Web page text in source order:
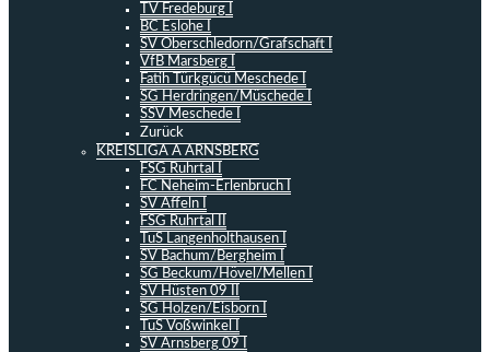
TV Fredeburg I
BC Eslohe I
SV Oberschledorn/Grafschaft I
VfB Marsberg I
Fatih Türkgücü Meschede I
SG Herdringen/Müschede I
SSV Meschede I
Zurück
KREISLIGA A ARNSBERG
FSG Ruhrtal I
FC Neheim-Erlenbruch I
SV Affeln I
FSG Ruhrtal II
TuS Langenholthausen I
SV Bachum/Bergheim I
SG Beckum/Hövel/Mellen I
SV Hüsten 09 II
SG Holzen/Eisborn I
TuS Voßwinkel I
SV Arnsberg 09 I